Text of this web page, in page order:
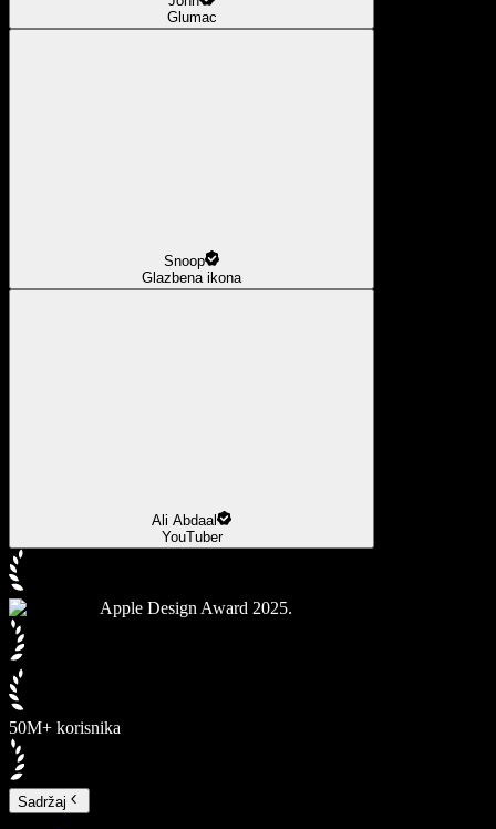
Glumac
Snoop
Glazbena ikona
Ali Abdaal
YouTuber
Apple Design Award 2025.
50M+ korisnika
Sadržaj